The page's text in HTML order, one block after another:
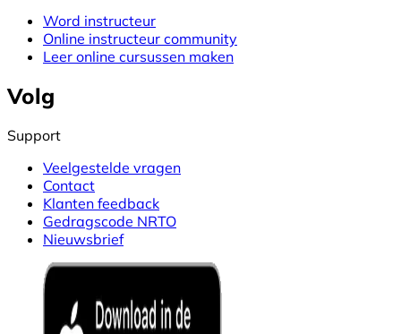
Word instructeur
Online instructeur community
Leer online cursussen maken
Volg
Support
Veelgestelde vragen
Contact
Klanten feedback
Gedragscode NRTO
Nieuwsbrief